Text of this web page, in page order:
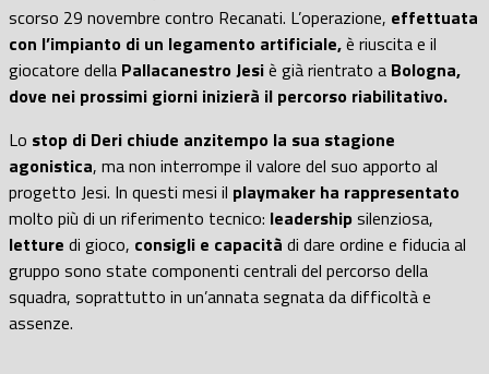
scorso 29 novembre contro Recanati. L’operazione, effettuata
con l’impianto di un legamento artificiale,è riuscita e il
giocatore della Pallacanestro Jesiè già rientrato a Bologna,
dove nei prossimi giorni inizierà il percorso riabilitativo.
Lo stop di Deri chiude anzitempo la sua stagione
agonistica, ma non interrompe il valore del suo apporto al
progetto Jesi. In questi mesi il playmaker ha rappresentato
molto più di un riferimento tecnico: leadershipsilenziosa,
letture di gioco, consigli e capacità di dare ordine e fiducia al
gruppo sono state componenti centrali del percorso della
squadra, soprattutto in un’annata segnata da difficoltà e
assenze.